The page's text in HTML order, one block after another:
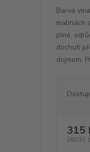
Barva
malinách
plné,
dochutí
dojmem.
315
260 Kč